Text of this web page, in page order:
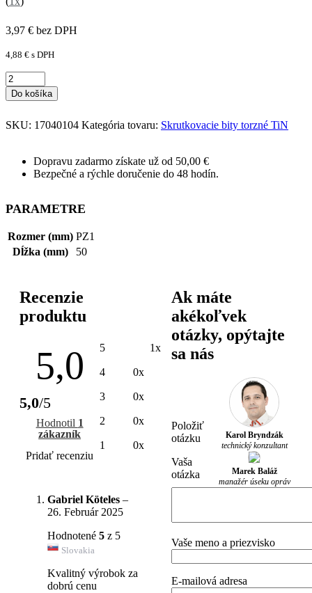
3,97 € bez DPH
4,88 € s DPH
Do košíka
SKU: 17040104 Kategória tovaru: Skrutkovacie bity torzné TiN
Dopravu zadarmo získate už od 50,00 €
Bezpečné a rýchle doručenie do 48 hodín.
PARAMETRE
Rozmer (mm) PZ1
Dĺžka (mm)
50
Recenzie
produktu
5,0
5,0/5
Hodnotil 1
zákazník
Pridať recenziu
5 1x
4 0x
3 0x
2 0x
1 0x
Gabriel Köteles –
26. Február 2025
Hodnotené 5 z 5
Slovakia
Kvalitný výrobok za
dobrú cenu
Ak máte
akékoľvek
otázky, opýtajte
sa nás
Karol Bryndzák
technický konzultant
Marek Baláž
manažér úseku opráv
Položiť
otázku
Vaša
otázka
Vaše meno a priezvisko
E-mailová adresa